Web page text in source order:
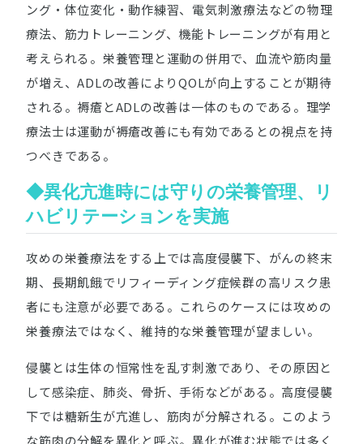
ング・体位変化・動作練習、電気刺激療法などの物理
療法、筋力トレーニング、機能トレーニングが有用と
考えられる。栄養管理と運動の併用で、血流や筋肉量
が増え、ADLの改善によりQOLが向上することが期待
される。褥瘡とADLの改善は一体のものである。理学
療法士は運動が褥瘡改善にも有効であるとの視点を持
つべきである。
◆異化亢進時には守りの栄養管理、リ
ハビリテーションを実施
攻めの栄養療法をする上では高度侵襲下、がんの終末
期、長期飢餓でリフィーディング症候群の高リスク患
者にも注意が必要である。これらのケースには攻めの
栄養療法ではなく、維持的な栄養管理が望ましい。
侵襲とは生体の恒常性を乱す刺激であり、その原因と
して感染症、肺炎、骨折、手術などがある。高度侵襲
下では糖新生が亢進し、筋肉が分解される。このよう